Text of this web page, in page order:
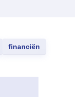
financiën